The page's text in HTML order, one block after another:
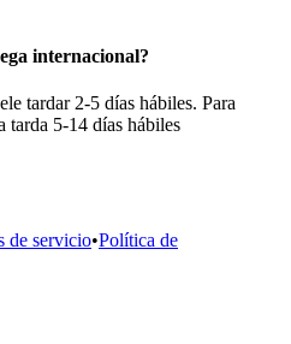
internacional?
tardar 2-5 días hábiles. Para
tarda 5-14 días hábiles
de servicio•Política de